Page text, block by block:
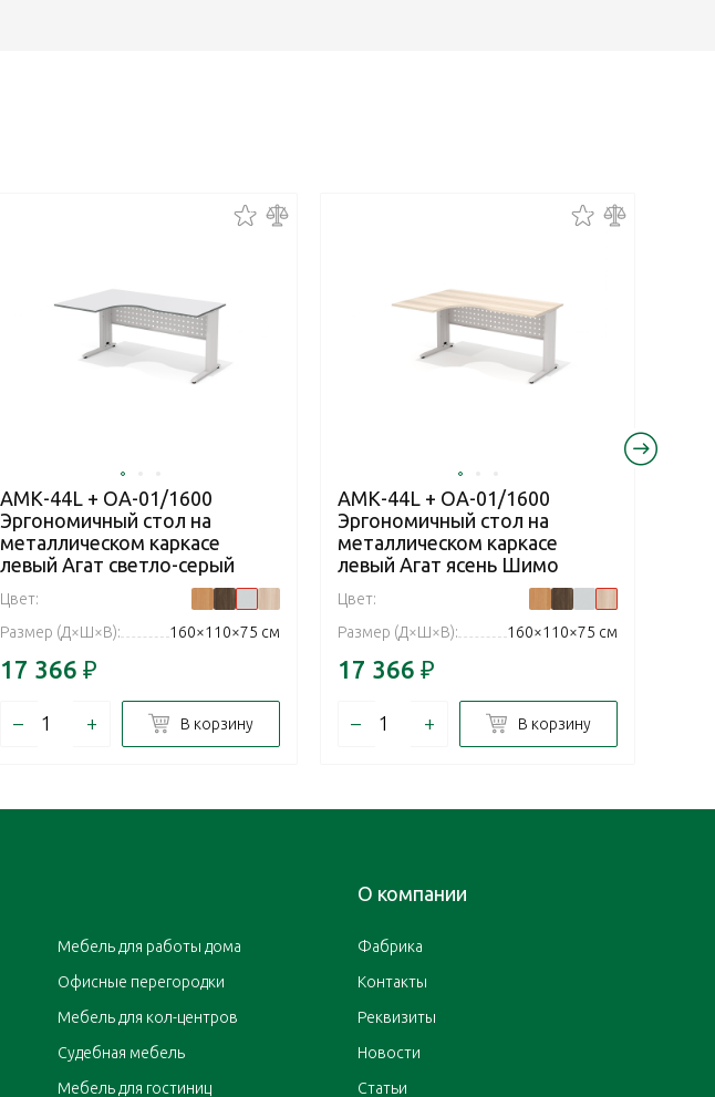
АМК-44L + ОА-01/1600
Эргономичный стол на
металлическом каркасе
левый Агат светло-серый
Цвет:
Размер (Д×Ш×В):
160×110×75 см
17 366 ₽
– + В корзину
АМК-44L + ОА-01/1600
Эргономичный стол на
металлическом каркасе
левый Агат ясень Шимо
Цвет:
Размер (Д×Ш×В):
160×110×75 см
17 366 ₽
– + В корзину
Мебель для работы дома
Офисные перегородки
Мебель для кол-центров
Судебная мебель
Мебель для гостиниц
О компании
Фабрика
Контакты
Реквизиты
Новости
Статьи